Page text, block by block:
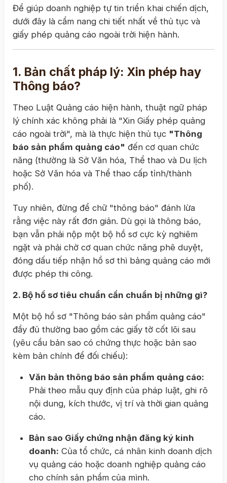
Để giúp doanh nghiệp tự tin triển khai chiến dịch,
dưới đây là cẩm nang chi tiết nhất về thủ tục và
giấy phép quảng cáo ngoài trời hiện hành.
1. Bản chất pháp lý: Xin phép hay
Thông báo?
Theo Luật Quảng cáo hiện hành, thuật ngữ pháp
lý chính xác không phải là "Xin Giấy phép quảng
cáo ngoài trời", mà là thực hiện thủ tục "Thông
báo sản phẩm quảng cáo" đến cơ quan chức
năng (thường là Sở Văn hóa, Thể thao và Du lịch
hoặc Sở Văn hóa và Thể thao cấp tỉnh/thành
phố).
Tuy nhiên, đừng để chữ "thông báo" đánh lừa
rằng việc này rất đơn giản. Dù gọi là thông báo,
bạn vẫn phải nộp một bộ hồ sơ cực kỳ nghiêm
ngặt và phải chờ cơ quan chức năng phê duyệt,
đóng dấu tiếp nhận hồ sơ thì bảng quảng cáo mới
được phép thi công.
2. Bộ hồ sơ tiêu chuẩn cần chuẩn bị những gì?
Một bộ hồ sơ "Thông báo sản phẩm quảng cáo"
đầy đủ thường bao gồm các giấy tờ cốt lõi sau
(yêu cầu bản sao có chứng thực hoặc bản sao
kèm bản chính để đối chiếu):
Văn bản thông báo sản phẩm quảng cáo:
Phải theo mẫu quy định của pháp luật, ghi rõ
nội dung, kích thước, vị trí và thời gian quảng
cáo.
Bản sao Giấy chứng nhận đăng ký kinh
doanh: Của tổ chức, cá nhân kinh doanh dịch
vụ quảng cáo hoặc doanh nghiệp quảng cáo
cho chính sản phẩm của mình.